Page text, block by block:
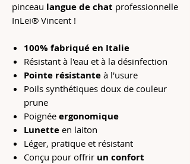
pinceau langue de chat professionnelle
InLei® Vincent !
100% fabriqué en Italie
Résistant à l'eau et à la désinfection
Pointe résistante à l'usure
Poils synthétiques doux de couleur
prune
Poignée ergonomique
Lunette en laiton
Léger, pratique et résistant
Conçu pour offrir un confort